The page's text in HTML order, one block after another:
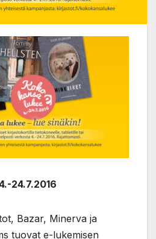
24.7.2016
Bazar, Minerva ja
tuovat e-lukemisen